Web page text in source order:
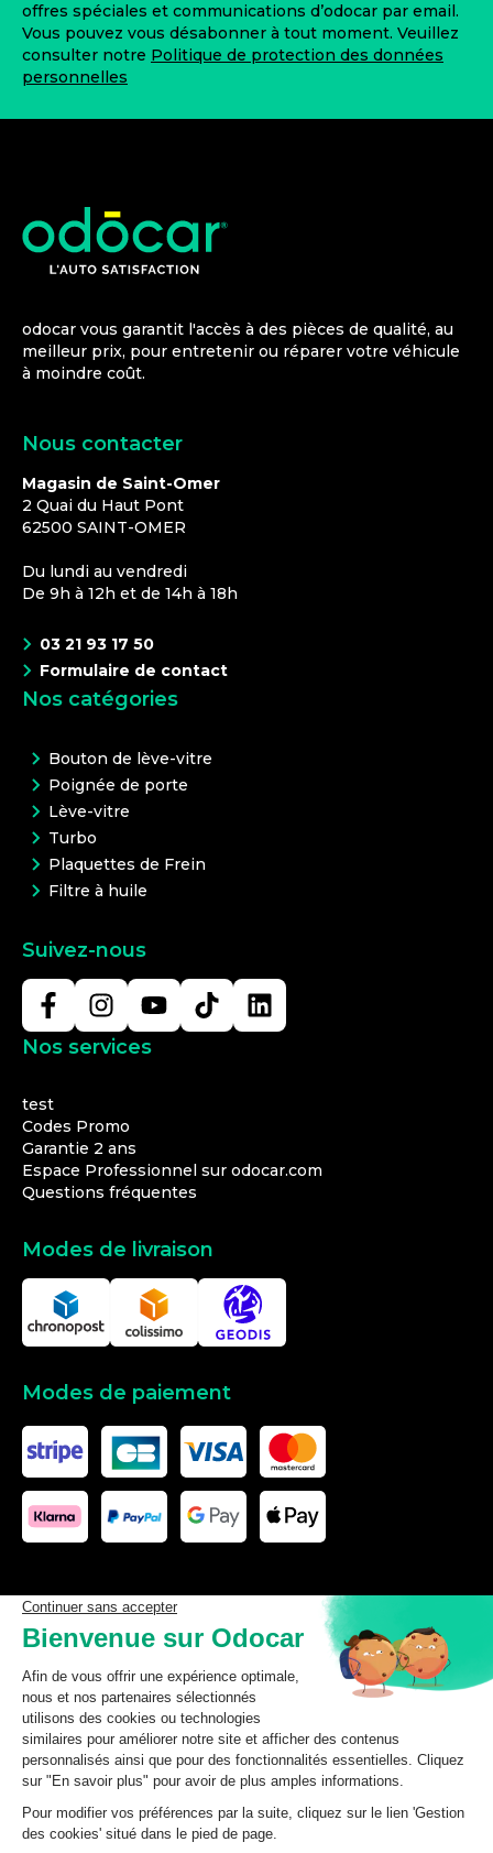
offres spéciales et communications d’odocar par email.
Vous pouvez vous désabonner à tout moment. Veuillez
consulter notre Politique de protection des données
personnelles
odocar vous garantit l'accès à des pièces de qualité, au
meilleur prix, pour entretenir ou réparer votre véhicule
à moindre coût.
Nous contacter
Magasin de Saint-Omer
2 Quai du Haut Pont
62500 SAINT-OMER
Du lundi au vendredi
De 9h à 12h et de 14h à 18h
03 21 93 17 50
Formulaire de contact
Nos catégories
Bouton de lève-vitre
Poignée de porte
Lève-vitre
Turbo
Plaquettes de Frein
Filtre à huile
Suivez-nous
Nos services
test
Codes Promo
Garantie 2 ans
Espace Professionnel sur odocar.com
Questions fréquentes
Modes de livraison
Modes de paiement
Les données affichées ici, particulièrement la base de donnée
complète, ne doivent pas être copiées. Il est interdit d’exploiter les
données ou la base de données complète, de laisser un tiers les
exploiter, ni de les rendre accessible à un tiers, sans accord
préalable de TecDoc. Toute infraction constitue une violation des
droits d’auteur et fera l’objet de poursuites.
odocar2026©
CGV Particuliers
CGV Professionnels